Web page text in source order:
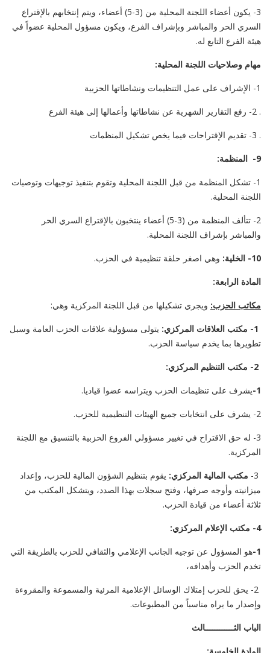
3- يكون أعضاء اللجنة المحلية من (3-5) أعضاء، ويتم إنتخابهم بالإقتراع
السري الحر والمباشر وبإشراف الفرع، ويكون مسؤول المحلية عضواً في
هيئة الفرع التابع له.
مهام وصلاحيات اللجنة المحلية:
1- الإشراف على عمل التنظيمات ونشاطاتها الحزبية
. 2- رفع التقارير الشهرية عن نشاطاتها وأعمالها إلى هيئة الفرع
. 3- تقديم الإقتراحات فيما يخص تشكيل المنظمات
9- المنظمة:
1- تشكل المنظمة من قبل اللجنة المحلية وتقوم بتنفيذ توجيهات وتوصيات
اللجنة المحلية.
2- تتألف المنظمة من (3-5) أعضاء ينتخبون بالإقتراع السري الحر
والمباشر بإشراف اللجنة المحلية.
10- الخلية: وهي اصغر حلقة تنظيمية في الحزب.
المادة الرابعة:
مكاتب الحزب: ويجري تشكيلها من قبل اللجنة المركزية وهي:
1- مكتب العلاقات المركزي:
يتولى مسؤولية علاقات الحزب العامة وسبل
تطويرها بما يخدم سياسة الحزب.
2- مكتب التنظيم المركزي:
1- يشرف على تنظيمات الحزب ويتراسه عضوا قياديا.
2- يشرف على انتخابات جميع الهيئات التنظيمية للحزب.
3- له حق الاقتراح في تغيير مسؤولي الفروع الحزبية بالتنسيق مع اللجنة
المركزية.
مكتب المالية المركزي: يقوم بتنظيم الشؤون المالية للحزب، وإعداد
ميزانيته وأوجه صرفها، وفتح سجلات بهذا الصدد، ويتشكل المكتب من
ثلاثة أعضاء من قيادة الحزب.
4- مكتب الإعلام المركزي:
1- هو المسؤول عن توجيه الجانب الإعلامي والثقافي للحزب بالطريقة التي
تخدم الحزب وأهدافه،
2- يحق للحزب إمتلاك الوسائل الإعلامية المرئية والمسموعة والمقروءة
وإصدار ما يراه مناسباً من المطبوعات.
الباب الثــــــــــــالث